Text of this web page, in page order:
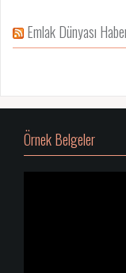
Emlak Dünyası
Örnek Belgeler